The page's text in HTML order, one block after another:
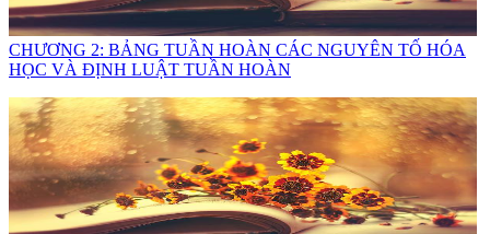
CHƯƠNG 2: BẢNG TUẦN HOÀN CÁC NGUYÊN TỐ HÓA
HỌC VÀ ĐỊNH LUẬT TUẦN HOÀN